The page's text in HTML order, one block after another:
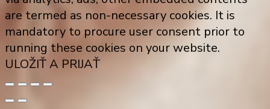
are termed as non-necessary cookies. It is
mandatory to procure user consent prior to
running these cookies on your website.
ULOŽIŤ A PRIJAŤ